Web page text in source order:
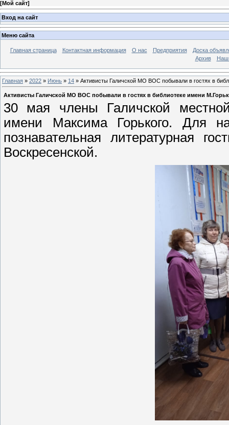
[Мой сайт]
Вход на сайт
Меню сайта
Главная страница Контактная информация О нас Предприятия
Доска
Архив
Главная » 2022 » Июнь » 14 » Активисты Галичской МО ВОС побывали в гостях в
Активисты Галичской МО ВОС побывали в гостях в библиотеке имени
30 мая члены Галичской
имени Максима Горького. Для
познавательная литературная
Воскресенской.